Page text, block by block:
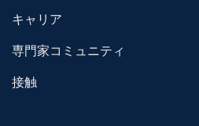
キャリア
専門家コミュニティ
接触